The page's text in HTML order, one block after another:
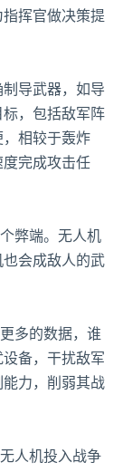
挥官做决策提
导武器，如导
，包括敌军阵
相较于轰炸
完成攻击任
弊端。无人机
会成敌人的武
多的数据，谁
备，干扰敌军
力，削弱其战
人机投入战争